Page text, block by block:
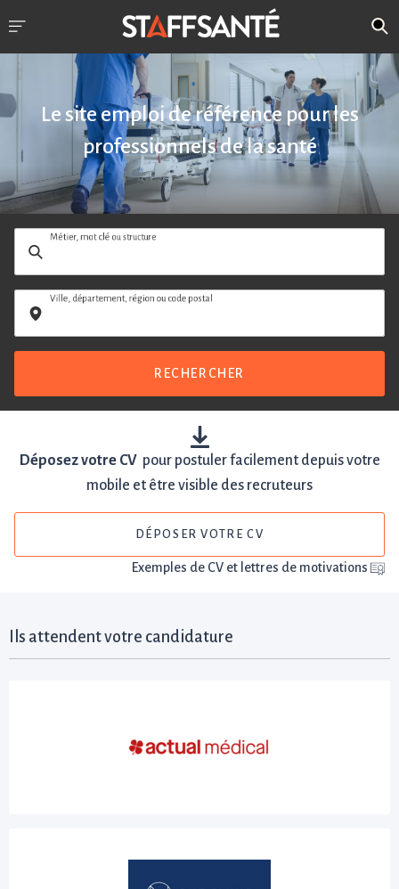
Le site emploi de référence pour les
professionnels de la santé
Métier, mot clé ou structure
Ville, département, région ou code postal
RECHERCHER
Déposez votre CVpour postuler facilement depuis votre
mobile et être visible des recruteurs
DÉPOSER VOTRE CV
Exemples de CV et lettres de motivations
Ils attendent votre candidature